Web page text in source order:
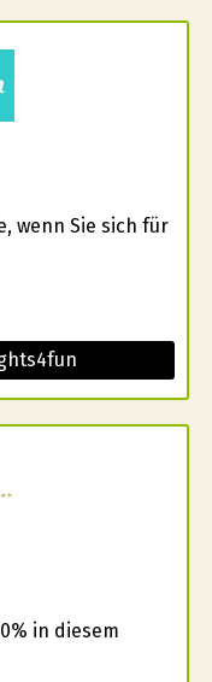
wenn Sie sich für
in diesem